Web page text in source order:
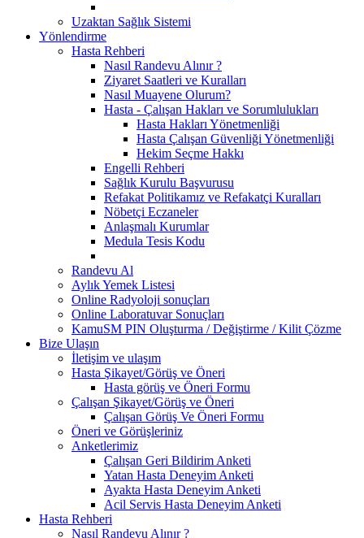
Uzaktan Sağlık Sistemi
Yönlendirme
Hasta Rehberi
Nasıl Randevu Alınır ?
Ziyaret Saatleri ve Kuralları
Nasıl Muayene Olurum?
Hasta - Çalışan Hakları ve Sorumlulukları
Hasta Hakları Yönetmenliği
Hasta Çalışan Güvenliği Yönetmenliği
Hekim Seçme Hakkı
Engelli Rehberi
Sağlık Kurulu Başvurusu
Refakat Politikamız ve Refakatçi Kuralları
Nöbetçi Eczaneler
Anlaşmalı Kurumlar
Medula Tesis Kodu
Randevu Al
Aylık Yemek Listesi
Online Radyoloji sonuçları
Online Laboratuvar Sonuçları
KamuSM PIN Oluşturma / Değiştirme / Kilit Çözme
Bize Ulaşın
İletişim ve ulaşım
Hasta Şikayet/Görüş ve Öneri
Hasta görüş ve Öneri Formu
Çalışan Şikayet/Görüş ve Öneri
Çalışan Görüş Ve Öneri Formu
Öneri ve Görüşleriniz
Anketlerimiz
Çalışan Geri Bildirim Anketi
Yatan Hasta Deneyim Anketi
Ayakta Hasta Deneyim Anketi
Acil Servis Hasta Deneyim Anketi
Hasta Rehberi
Nasıl Randevu Alınır ?